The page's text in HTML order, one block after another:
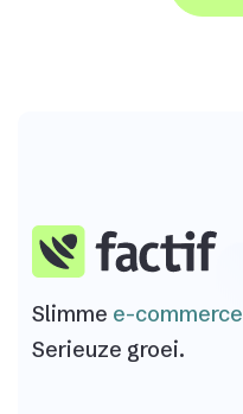
Slimme e-commerce
Serieuze groei.